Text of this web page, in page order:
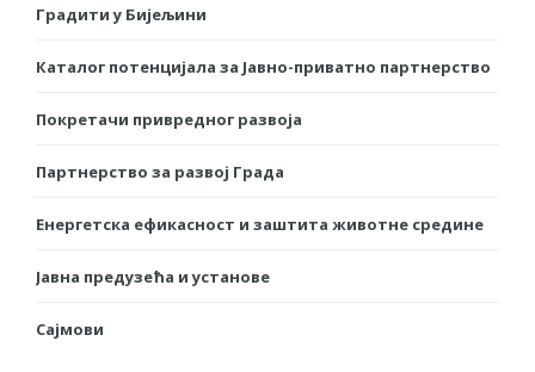
Градити у Бијељини
Каталог потенцијала за Јавно-приватно партнерство
Покретачи привредног развоја
Партнерство за развој Града
Енергетска ефикасност и заштита животне средине
Јавна предузећа и установе
Сајмови